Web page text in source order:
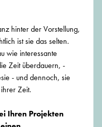
hinter der Vorstellung,
ist sie das selten.
wie interessante
Zeit überdauern, -
- und dennoch, sie
Zeit.
Ihren Projekten